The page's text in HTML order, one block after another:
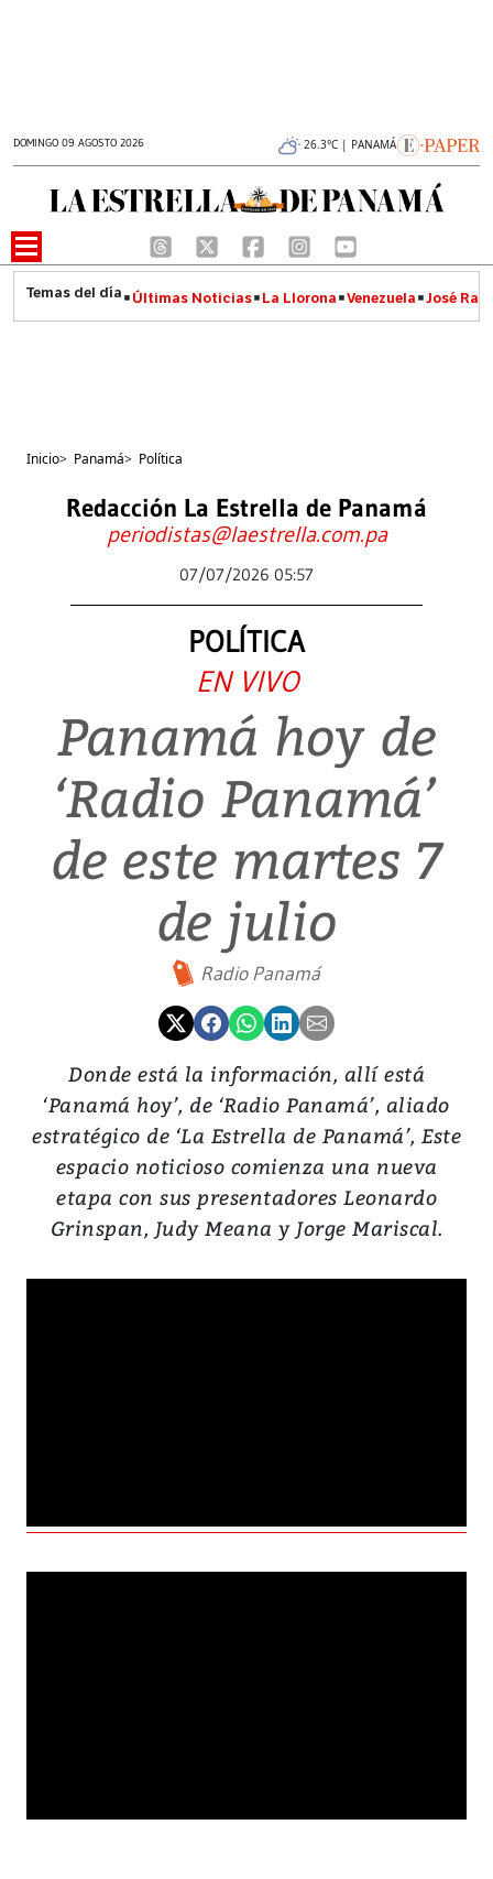
DOMINGO 09 AGOSTO 2026 26.3°C | PANAMÁ
Últimas Noticias La Llorona Venezuela José
Inicio> Panamá> Política
Redacción La Estrella de Panamá
periodistas@laestrella.com.pa
07/07/2026 05:57
POLÍTICA
EN VIVO
Panamá hoy de
‘Radio Panamá’
de este martes 7
de julio
Radio Panamá
Donde está la información, allí está
‘Panamá hoy’, de ‘Radio Panamá’, aliado
estratégico de ‘La Estrella de Panamá’, Este
espacio noticioso comienza una nueva
etapa con sus presentadores Leonardo
Grinspan, Judy Meana y Jorge Mariscal.